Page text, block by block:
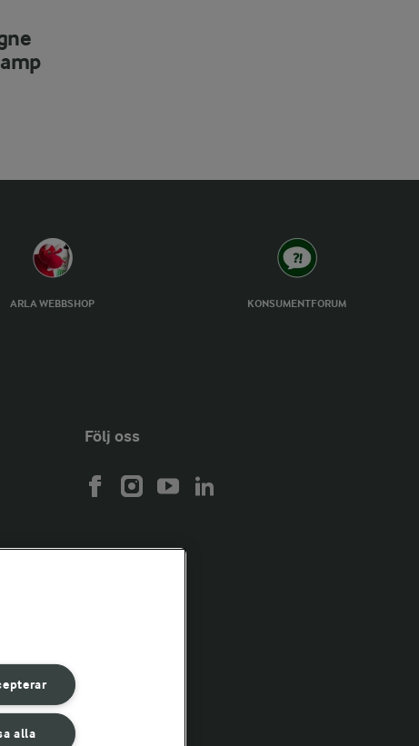
ARLA WEBBSHOP KONSUMENTFORUM
Följ oss
alla